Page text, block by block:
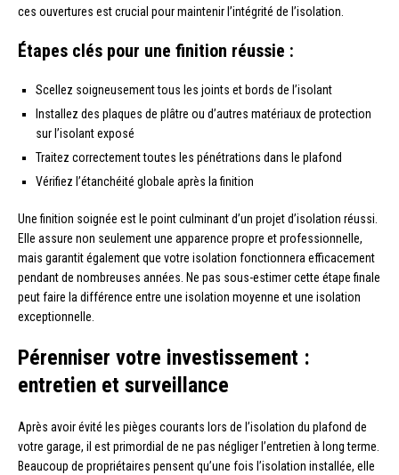
ces ouvertures est crucial pour maintenir l’intégrité de l’isolation.
Étapes clés pour une finition réussie :
Scellez soigneusement tous les joints et bords de l’isolant
Installez des plaques de plâtre ou d’autres matériaux de protection
sur l’isolant exposé
Traitez correctement toutes les pénétrations dans le plafond
Vérifiez l’étanchéité globale après la finition
Une finition soignée est le point culminant d’un projet d’isolation réussi.
Elle assure non seulement une apparence propre et professionnelle,
mais garantit également que votre isolation fonctionnera efficacement
pendant de nombreuses années. Ne pas sous-estimer cette étape finale
peut faire la différence entre une isolation moyenne et une isolation
exceptionnelle.
Pérenniser votre investissement :
entretien et surveillance
Après avoir évité les pièges courants lors de l’isolation du plafond de
votre garage, il est primordial de ne pas négliger l’entretien à long terme.
Beaucoup de propriétaires pensent qu’une fois l’isolation installée, elle